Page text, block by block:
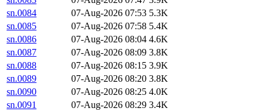
sn.0084
07-Aug-2026 07:53 5.3K
sn.0085
07-Aug-2026 07:58 5.4K
sn.0086
07-Aug-2026 08:04 4.6K
sn.0087
07-Aug-2026 08:09 3.8K
sn.0088
07-Aug-2026 08:15 3.9K
sn.0089
07-Aug-2026 08:20 3.8K
sn.0090
07-Aug-2026 08:25 4.0K
sn.0091
07-Aug-2026 08:29 3.4K